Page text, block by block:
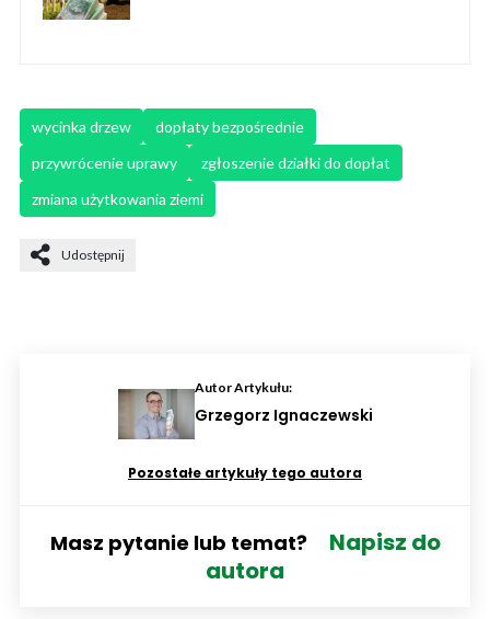
wycinka drzew
dopłaty bezpośrednie
przywrócenie uprawy
zgłoszenie działki do dopłat
zmiana użytkowania ziemi
Udostępnij
Autor Artykułu:
Grzegorz Ignaczewski
Pozostałe artykuły tego autora
Masz pytanie lub temat?
Napisz do
autora